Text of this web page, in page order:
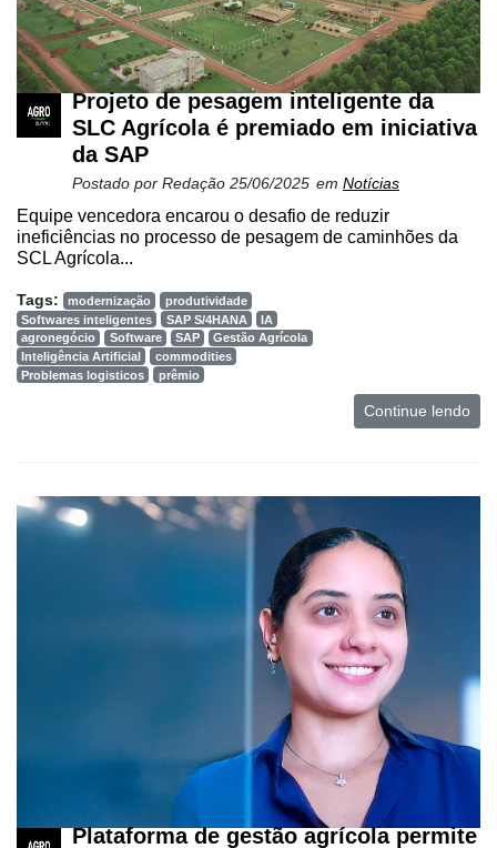
Projeto de pesagem inteligente da
SLC Agrícola é premiado em iniciativa
da SAP
Postado por Redação 25/06/2025 em Notícias
Equipe vencedora encarou o desafio de reduzir
ineficiências no processo de pesagem de caminhões da
SCL Agrícola...
Tags: modernização
produtividade
Softwares inteligentes
SAP S/4HANA
IA
agronegócio
Software SAP
Gestão Agrícola
Inteligência Artificial
commodities
Problemas logisticos
prêmio
Continue lendo
Plataforma de gestão agrícola permite